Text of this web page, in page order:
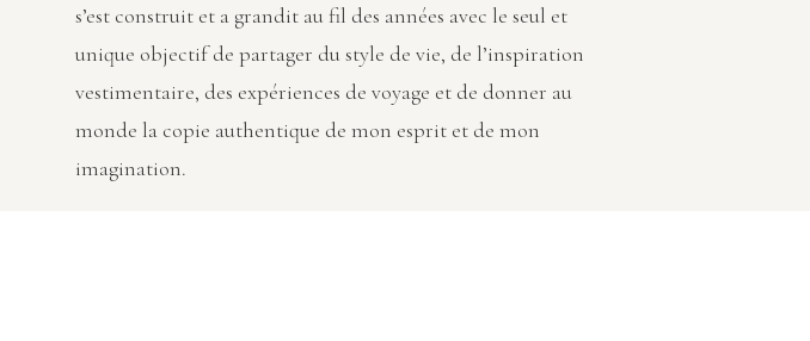
s’est construit et a grandit au fil des années avec le seul et
unique objectif de partager du style de vie, de l’inspiration
vestimentaire, des expériences de voyage et de donner au
monde la copie authentique de mon esprit et de mon
imagination.